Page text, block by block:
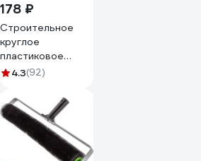
178 ₽
Строительное
круглое
пластиковое
ведро ЕЗПИ 20 л
4.3(92)